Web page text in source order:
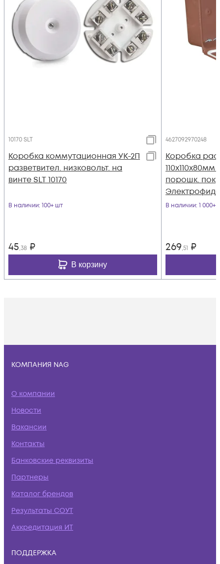
10170 SLT
Коробка коммутационная УК-2П
разветвител. низковольт. на
винте SLT 10170
В наличии: 100+ шт
45,38 ₽
В корзину
4627092970248
Коробка
110х110х80мм
порошк.
В наличии: 1 000+
269,51 ₽
КОМПАНИЯ NAG
О компании
Новости
Вакансии
Контакты
Банковские реквизиты
Партнеры
Каталог брендов
Результаты СОУТ
Аккредитация ИТ
ПОДДЕРЖКА